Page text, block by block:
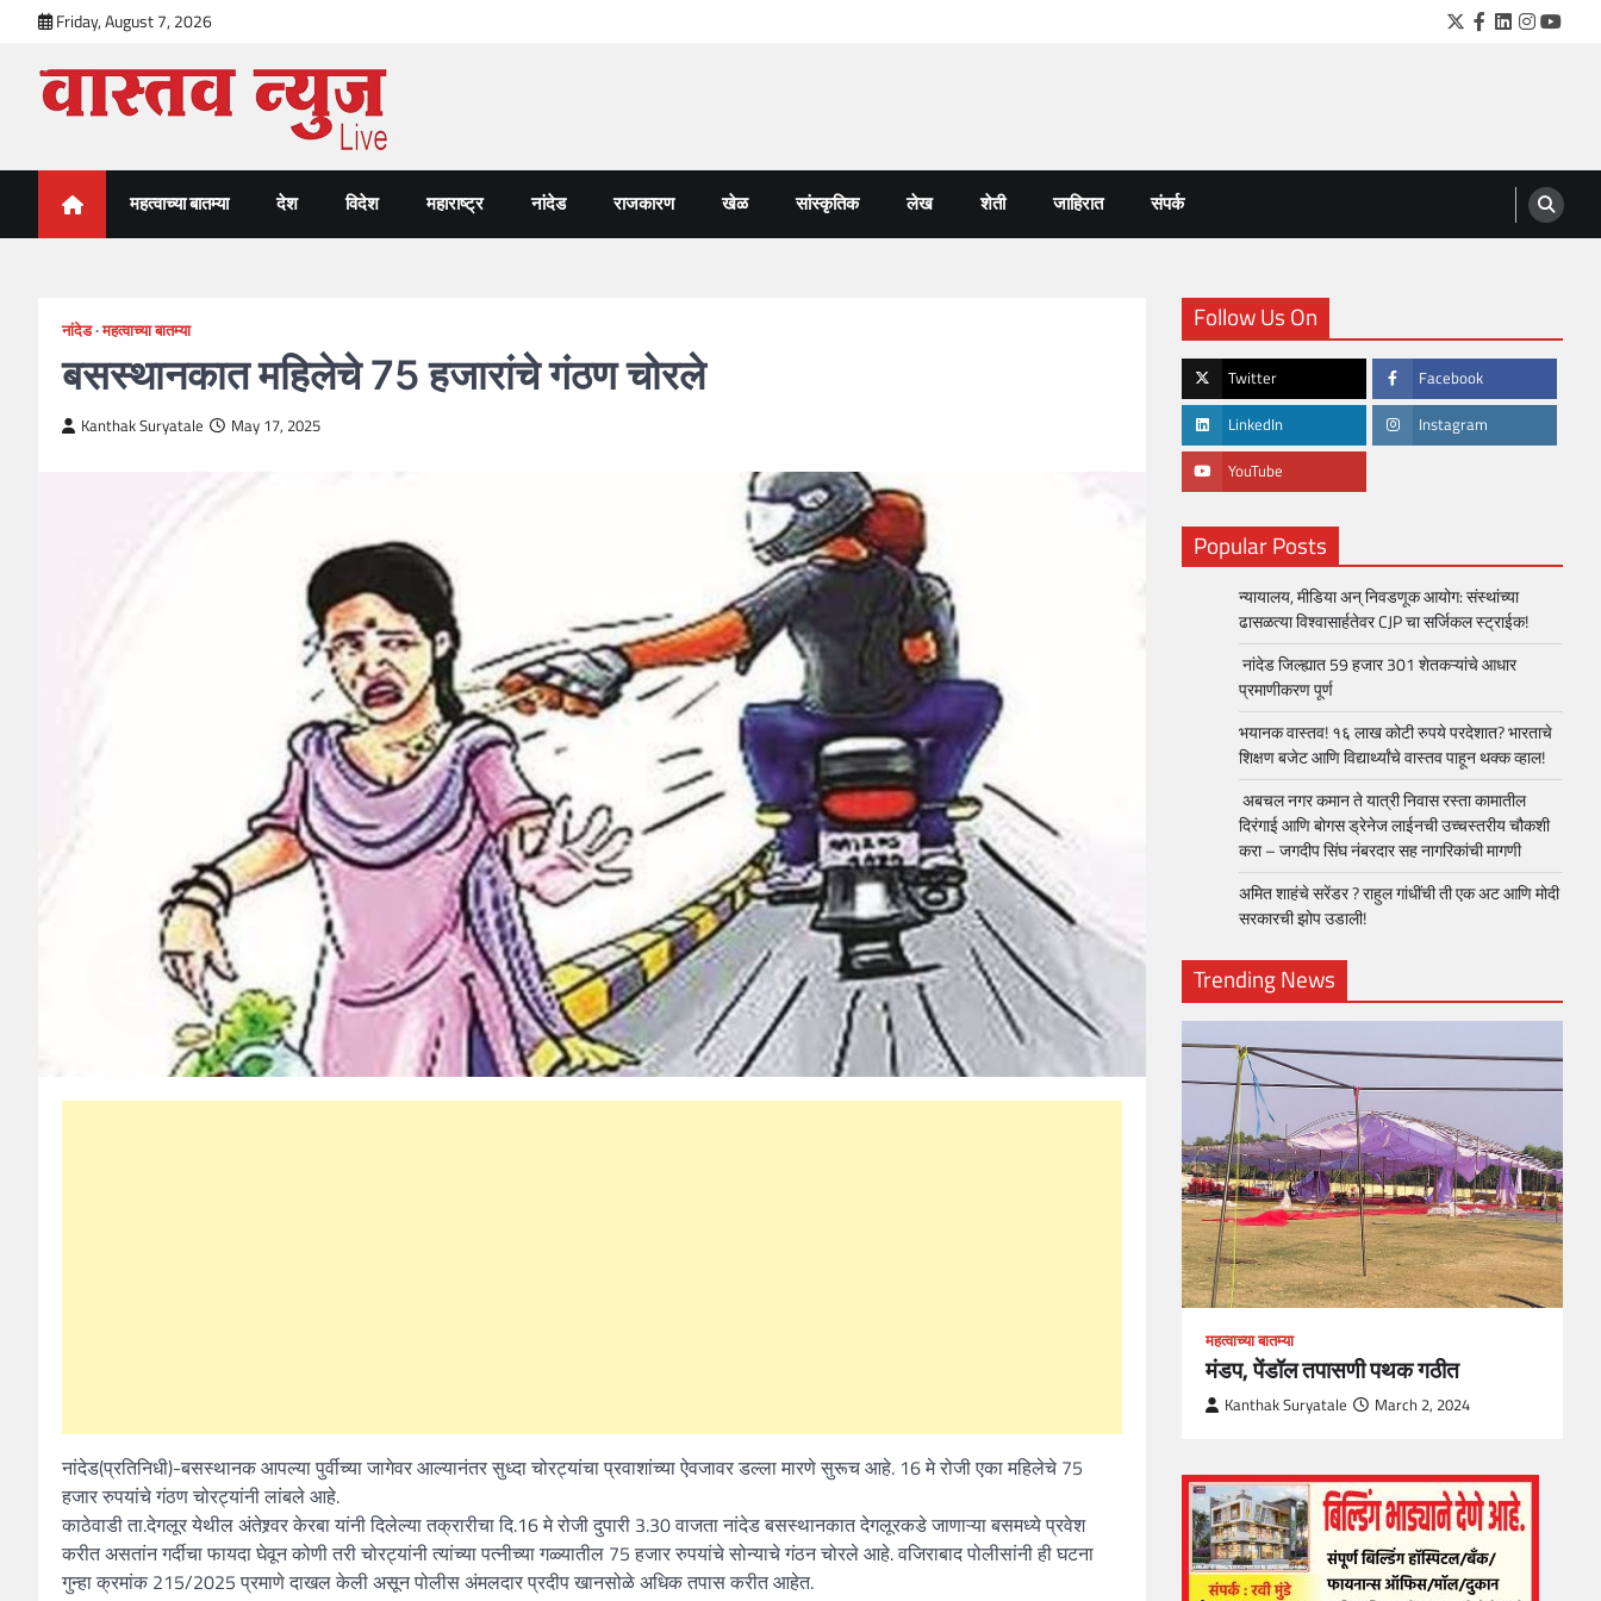
content
Friday, August 7, 2026 Twitter
Facebook
LinkedIn
VastavNEWSLive.com
महत्वाच्या बातम्या देश विदेश महाराष्ट्र नांदेड राजकारण खेळ सांस्कृतिक लेख शेती जाहिरात संपर्क
नांदेड महत्वाच्या बातम्या
बसस्थानकात महिलेचे 75 हजारांचे गंठण चोरले
Kanthak Suryatale May 17, 2025
नांदेड(प्रतिनिधी)-बसस्थानक आपल्या पुर्वीच्या जागेवर आल्यानंतर सुध्दा चोरट्यांचा प्रवाशांच्या ऐवजावर डल्ला मारणे सुरूच आहे. 16 मे रोजी एका महिलेचे 75
हजार रुपयांचे गंठण चोरट्यांनी लांबले आहे.
काठेवाडी ता.देगलूर येथील अंतेश्र्वर केरबा यांनी दिलेल्या तक्रारीचा दि.16 मे रोजी दुपारी 3.30 वाजता नांदेड बसस्थानकात देगलूरकडे जाणाऱ्या बसमध्ये प्रवेश
करीत असतांन गर्दीचा फायदा घेवून कोणी तरी चोरट्यांनी त्यांच्या पत्नीच्या गळ्यातील 75 हजार रुपयांचे सोन्याचे गंठन चोरले आहे. वजिराबाद पोलीसांनी ही घटना
गुन्हा क्रमांक 215/2025 प्रमाणे दाखल केली असून पोलीस अंमलदार प्रदीप खानसोळे अधिक तपास करीत आहेत.
Follow Us On
Twitter Facebook
LinkedIn Instagram
YouTube
Popular Posts
न्यायालय, मीडिया अन् निवडणूक आयोग: संस्थांच्या
ढासळत्या विश्वासार्हतेवर CJP चा सर्जिकल स्ट्राईक!
नांदेड जिल्ह्यात 59 हजार 301 शेतकऱ्यांचे आधार
प्रमाणीकरण पूर्ण
भयानक वास्तव! १६ लाख कोटी रुपये परदेशात? भारताचे
शिक्षण बजेट आणि विद्यार्थ्यांचे वास्तव पाहून थक्क व्हाल!
अबचल नगर कमान ते यात्री निवास रस्ता कामातील
दिरंगाई आणि बोगस ड्रेनेज लाईनची उच्चस्तरीय चौकशी
करा – जगदीप सिंघ नंबरदार सह नागरिकांची मागणी
अमित शाहंचे सरेंडर ? राहुल गांधींची ती एक अट आणि मोदी
सरकारची झोप उडाली!
Trending News
महत्वाच्या बातम्या
What Is a Front-End Developer?
How to Become One, Salary, Skills
महत्वाच्या बातम्या
मंडप, पेंडॉल तपासणी पथक गठीत
Kanthak Suryatale March 2, 2024